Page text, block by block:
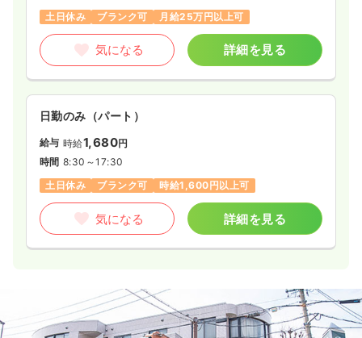
気になる 詳細を見る
土日休み
ブランク可 月給25万円以上可
気になる 詳細を見る
日勤のみ（パート）
給与 時給1,680円
時間 8:30～17:30
土日休み
ブランク可 時給1,600円以上可
気になる 詳細を見る